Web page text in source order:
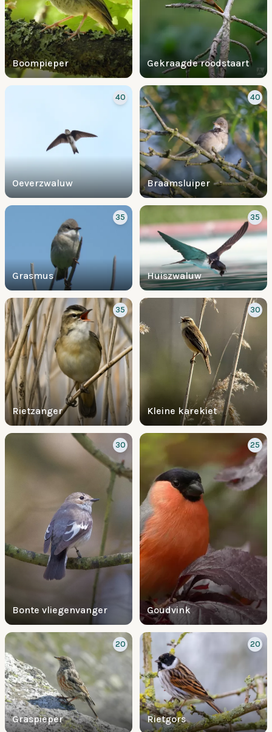
Boompieper Gekraagde roodstaart
Oeverzwaluw
40
Braamsluiper
40
Grasmus
35
Huiszwaluw
35
Rietzanger
35
Kleine karekiet
30
Bonte vliegenvanger
30
Goudvink
25
Graspieper
20
Rietgors
20